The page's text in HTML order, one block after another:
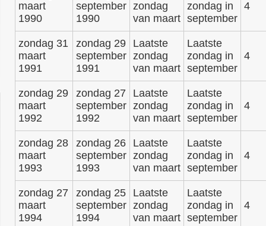
maart
1990
september
1990
zondag
van maart
zondag in
september
4
zondag 31
maart
1991
zondag 29
september
1991
Laatste
zondag
van maart
Laatste
zondag in
september
4
zondag 29
maart
1992
zondag 27
september
1992
Laatste
zondag
van maart
Laatste
zondag in
september
4
zondag 28
maart
1993
zondag 26
september
1993
Laatste
zondag
van maart
Laatste
zondag in
september
4
zondag 27
maart
1994
zondag 25
september
1994
Laatste
zondag
van maart
Laatste
zondag in
september
4